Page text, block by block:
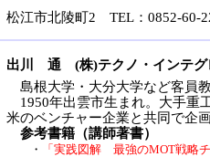
松江市北陵町2 TEL：0852-60-
出川 通 (株)テクノ・インテグ
島根大学・大分大学など客員
1950年出雲市生まれ。大手重
米のベンチャー企業と共同で企
参考書籍（講師著書）
・
「実践図解 最強のMOT戦略